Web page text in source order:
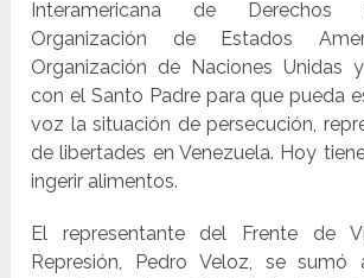
Interamericana de Derechos
Organización de Estados
Organización de Naciones Unidas
con el Santo Padre para que pueda
voz la situación de persecución,
de libertades en Venezuela. Hoy
ingerir alimentos.
El representante del Frente de
Represión, Pedro Veloz, se